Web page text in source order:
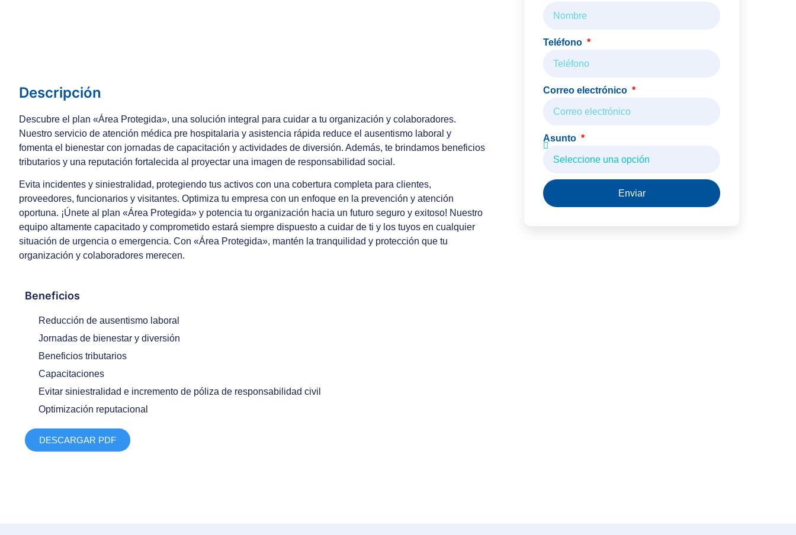
Descripción
Descubre el plan «Área Protegida», una solución integral para cuidar a tu organización y colaboradores.
Nuestro servicio de atención médica pre hospitalaria y asistencia rápida reduce el ausentismo laboral y
fomenta el bienestar con jornadas de capacitación y actividades de diversión. Además, te brindamos beneficios
tributarios y una reputación fortalecida al proyectar una imagen de responsabilidad social.
Evita incidentes y siniestralidad, protegiendo tus activos con una cobertura completa para clientes,
proveedores, funcionarios y visitantes. Optimiza tu empresa con un enfoque en la prevención y atención
oportuna. ¡Únete al plan «Área Protegida» y potencia tu organización hacia un futuro seguro y exitoso! Nuestro
equipo altamente capacitado y comprometido estará siempre dispuesto a cuidar de ti y los tuyos en cualquier
situación de urgencia o emergencia. Con «Área Protegida», mantén la tranquilidad y protección que tu
organización y colaboradores merecen.
Beneficios
Reducción de ausentismo laboral
Jornadas de bienestar y diversión
Beneficios tributarios
Capacitaciones
Evitar siniestralidad e incremento de póliza de responsabilidad civil
Optimización reputacional
DESCARGAR PDF
Teléfono
Correo electrónico
Asunto
Enviar